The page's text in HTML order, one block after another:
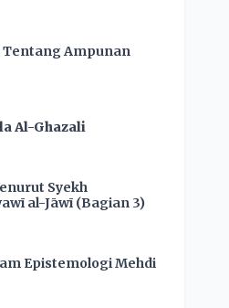
Ampunan
Al-Ghazali
Syekh
al-Jāwī (Bagian 3)
Epistemologi Mehdi